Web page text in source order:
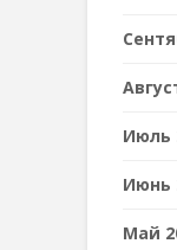
Июль
Июнь
Май